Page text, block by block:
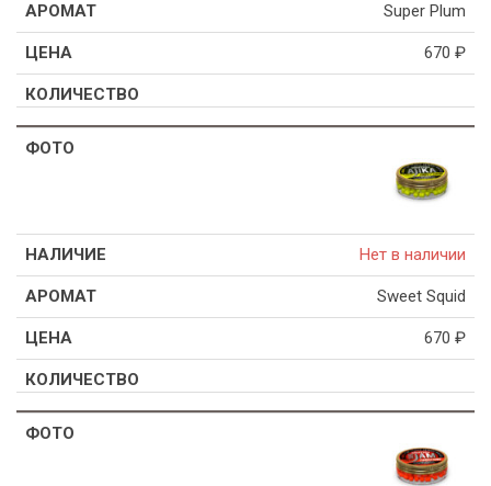
Super Plum
670 ₽
Нет в наличии
Sweet Squid
670 ₽